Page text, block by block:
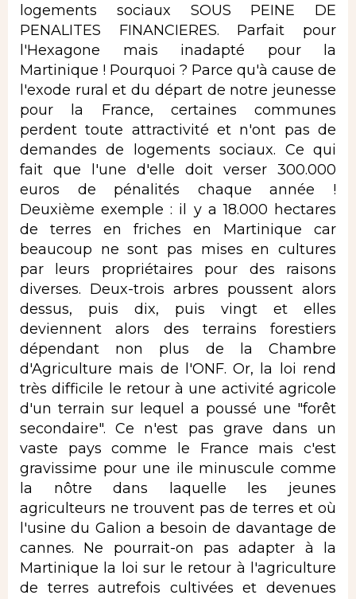
logements sociaux SOUS PEINE DE
PENALITES FINANCIERES. Parfait pour
l'Hexagone mais inadapté pour la
Martinique ! Pourquoi ? Parce qu'à cause de
l'exode rural et du départ de notre jeunesse
pour la France, certaines communes
perdent toute attractivité et n'ont pas de
demandes de logements sociaux. Ce qui
fait que l'une d'elle doit verser 300.000
euros de pénalités chaque année !
Deuxième exemple : il y a 18.000 hectares
de terres en friches en Martinique car
beaucoup ne sont pas mises en cultures
par leurs propriétaires pour des raisons
diverses. Deux-trois arbres poussent alors
dessus, puis dix, puis vingt et elles
deviennent alors des terrains forestiers
dépendant non plus de la Chambre
d'Agriculture mais de l'ONF. Or, la loi rend
très difficile le retour à une activité agricole
d'un terrain sur lequel a poussé une "forêt
secondaire". Ce n'est pas grave dans un
vaste pays comme le France mais c'est
gravissime pour une ile minuscule comme
la nôtre dans laquelle les jeunes
agriculteurs ne trouvent pas de terres et où
l'usine du Galion a besoin de davantage de
cannes. Ne pourrait-on pas adapter à la
Martinique la loi sur le retour à l'agriculture
de terres autrefois cultivées et devenues